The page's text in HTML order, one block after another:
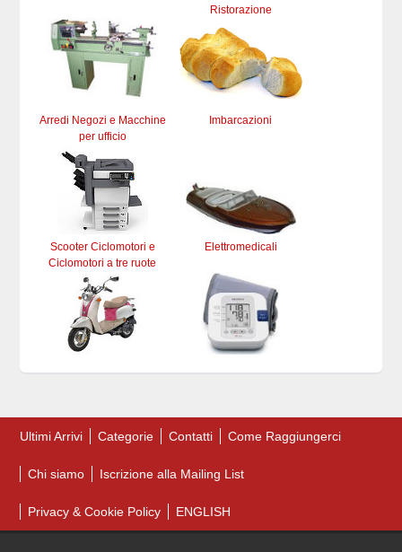
Ristorazione
Arredi Negozi e Macchine
per ufficio
Imbarcazioni
Scooter Ciclomotori e
Ciclomotori a tre ruote
Elettromedicali
Ultimi Arrivi Categorie Contatti Come Raggiungerci
Chi siamo Iscrizione alla Mailing List
Privacy & Cookie Policy ENGLISH